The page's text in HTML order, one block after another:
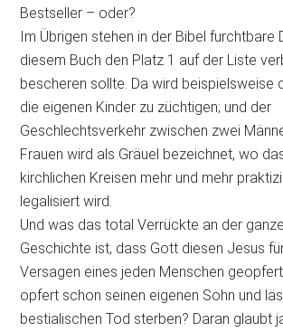
Bestseller – oder?
Im Übrigen stehen in der Bibel furchtbare
diesem Buch den Platz 1 auf der Liste
bescheren sollte. Da wird beispielsweise
die eigenen Kinder zu züchtigen; und der
Geschlechtsverkehr zwischen zwei
Frauen wird als Gräuel bezeichnet, wo
kirchlichen Kreisen mehr und mehr
legalisiert wird.
Und was das total Verrückte an der
Geschichte ist, dass Gott diesen Jesus
Versagen eines jeden Menschen
opfert schon seinen eigenen Sohn und
bestialischen Tod sterben? Daran glaubt